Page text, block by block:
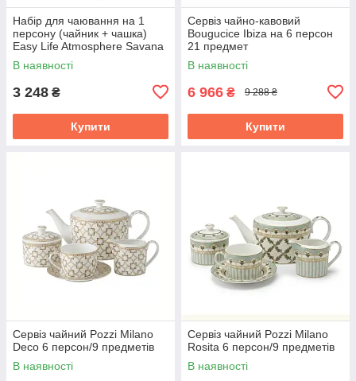
Набір для чаювання на 1
персону (чайник + чашка)
Easy Life Atmosphere Savana
350 мл R0104MOS7
В наявності
3 248 ₴
Купити
Сервіз чайно-кавовий
Bougucice Ibiza на 6 персон
21 предмет
В наявності
6 966 ₴ 9 288 ₴
Купити
Сервіз чайний Pozzi Milano
Deco 6 персон/9 предметів
В наявності
Сервіз чайний Pozzi Milano
Rosita 6 персон/9 предметів
В наявності